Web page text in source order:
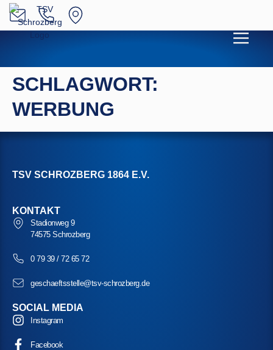
SCHLAGWORT:
WERBUNG
TSV SCHROZBERG 1864 E.V.
KONTAKT
Stadionweg 9
74575 Schrozberg
0 79 39 / 72 65 72
geschaeftsstelle@tsv-schrozberg.de
SOCIAL MEDIA
Instagram
Facebook